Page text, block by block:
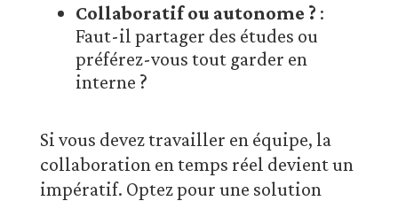
Collaboratif ou autonome ? :
Faut-il partager des études ou
préférez-vous tout garder en
interne ?
Si vous devez travailler en équipe, la
collaboration en temps réel devient un
impératif. Optez pour une solution